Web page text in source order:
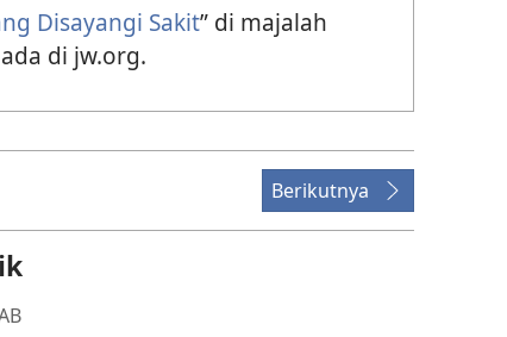
Disayangi Sakit” di majalah
di jw.org.
Berikutnya